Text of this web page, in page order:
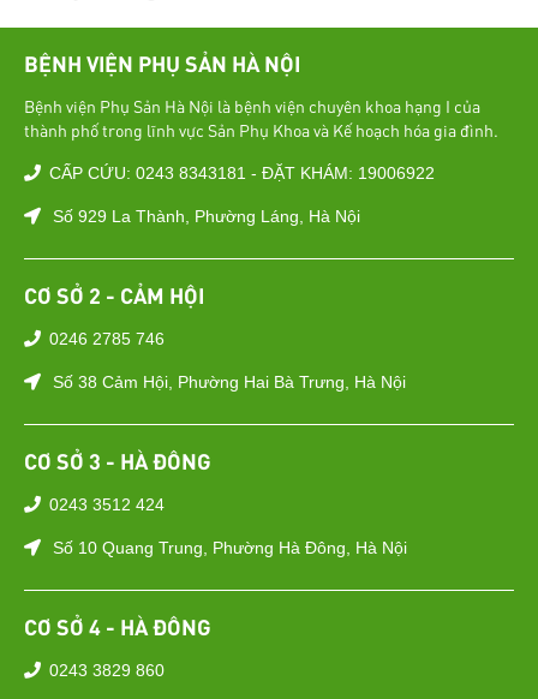
BỆNH VIỆN PHỤ SẢN HÀ NỘI
Bệnh viện Phụ Sản Hà Nội là bệnh viện chuyên khoa hạng I của
thành phố trong lĩnh vực Sản Phụ Khoa và Kế hoạch hóa gia đình.
CẤP CỨU: 0243 8343181 - ĐẶT KHÁM: 19006922
Số 929 La Thành, Phường Láng, Hà Nội
CƠ SỞ 2 - CẢM HỘI
0246 2785 746
Số 38 Cảm Hội, Phường Hai Bà Trưng, Hà Nội
CƠ SỞ 3 - HÀ ĐÔNG
0243 3512 424
Số 10 Quang Trung, Phường Hà Đông, Hà Nội
CƠ SỞ 4 - HÀ ĐÔNG
0243 3829 860